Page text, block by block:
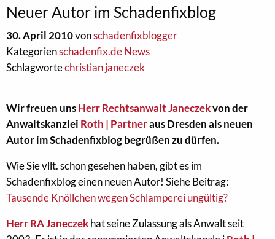
Neuer Autor im Schadenfixblog
30. April 2010vonschadenfixblogger
Kategorienschadenfix.de News
Schlagwortechristian janeczek
Wir freuen unsHerr Rechtsanwalt Janeczekvon der
Anwaltskanzlei Roth | Partneraus Dresden als neuen
Autor im Schadenfixblog begrüßen zu dürfen.
Wie Sie vllt. schon gesehen haben, gibt es im
Schadenfixblog einen neuen Autor! Siehe Beitrag:
Tausende Knöllchen wegen Schlamperei ungültig?
Herr RA Janeczekhat seine Zulassung als Anwalt seit